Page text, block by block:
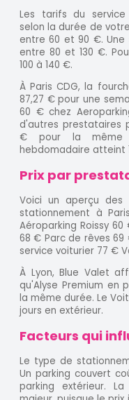
Les tarifs du service
selon la durée de
entre 60 et 90 €.
entre 80 et 130 €.
100 à 140 €.
À Paris CDG, la
87,27 € pour une
60 € chez
d'autres prestataires
€ pour la même
hebdomadaire atteint
Prix par
Voici un aperçu
stationnement à
Aéroparking Roissy
68 € Parc de rêves 69
service voiturier 77 €
À Lyon, Blue Valet
qu'Alyse Premium en
la même durée. Le
jours en extérieur.
Facteurs qui
Le type de
Un parking couvert
parking extérieur.